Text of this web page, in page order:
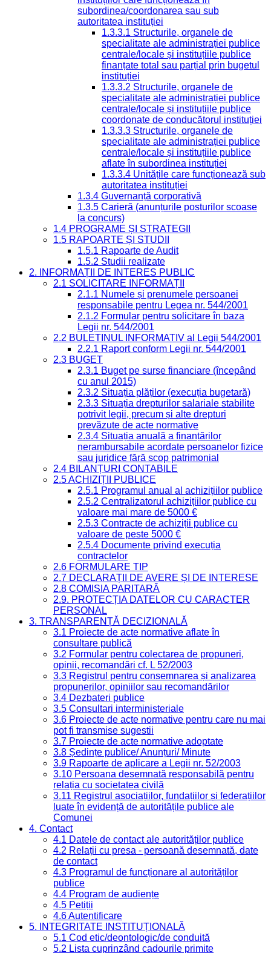
subordinea/coordonarea sau sub
autoritatea instituției
1.3.3.1 Structurile, organele de
specialitate ale administrației publice
centrale/locale și instituțiile publice
finanțate total sau parțial prin bugetul
instituției
1.3.3.2 Structurile, organele de
specialitate ale administrației publice
centrale/locale și instituțiile publice
coordonate de conducătorul instituției
1.3.3.3 Structurile, organele de
specialitate ale administrației publice
centrale/locale și instituțiile publice
aflate în subordinea instituției
1.3.3.4 Unitățile care funcționează sub
autoritatea instituției
1.3.4 Guvernanță corporativă
1.3.5 Carieră (anunțurile posturilor scoase
la concurs)
1.4 PROGRAME ȘI STRATEGII
1.5 RAPOARTE ȘI STUDII
1.5.1 Rapoarte de Audit
1.5.2 Studii realizate
2. INFORMAȚII DE INTERES PUBLIC
2.1 SOLICITARE INFORMAȚII
2.1.1 Numele și prenumele persoanei
responsabile pentru Legea nr. 544/2001
2.1.2 Formular pentru solicitare în baza
Legii nr. 544/2001
2.2 BULETINUL INFORMATIV al Legii 544/2001
2.2.1 Raport conform Legii nr. 544/2001
2.3 BUGET
2.3.1 Buget pe surse financiare (începând
cu anul 2015)
2.3.2 Situația plăților (execuția bugetară)
2.3.3 Situația drepturilor salariale stabilite
potrivit legii, precum și alte drepturi
prevăzute de acte normative
2.3.4 Situația anuală a finanțărilor
nerambursabile acordate persoanelor fizice
sau juridice fără scop patrimonial
2.4 BILANȚURI CONTABILE
2.5 ACHIZIȚII PUBLICE
2.5.1 Programul anual al achizițiilor publice
2.5.2 Centralizatorul achizițiilor publice cu
valoare mai mare de 5000 €
2.5.3 Contracte de achiziții publice cu
valoare de peste 5000 €
2.5.4 Documente privind execuția
contractelor
2.6 FORMULARE TIP
2.7 DECLARAȚII DE AVERE ȘI DE INTERESE
2.8 COMISIA PARITARĂ
2.9. PROTECȚIA DATELOR CU CARACTER
PERSONAL
3. TRANSPARENȚĂ DECIZIONALĂ
3.1 Proiecte de acte normative aflate în
consultare publică
3.2 Formular pentru colectarea de propuneri,
opinii, recomandări cf. L 52/2003
3.3 Registrul pentru consemnarea și analizarea
propunerilor, opiniilor sau recomandărilor
3.4 Dezbateri publice
3.5 Consultari interministeriale
3.6 Proiecte de acte normative pentru care nu mai
pot fi transmise sugestii
3.7 Proiecte de acte normative adoptate
3.8 Ședințe publice/ Anunțuri/ Minute
3.9 Rapoarte de aplicare a Legii nr. 52/2003
3.10 Persoana desemnată responsabilă pentru
relația cu societatea civilă
3.11 Registrul asociațiilor, fundațiilor și federațiilor
luate în evidență de autoritățile publice ale
Comunei
4. Contact
4.1 Datele de contact ale autorităților publice
4.2 Relații cu presa - persoană desemnată, date
de contact
4.3 Programul de funcționare al autorităților
publice
4.4 Program de audiențe
4.5 Petiții
4.6 Autentificare
5. INTEGRITATE INSTITUȚIONALĂ
5.1 Cod etic/deontologic/de conduită
5.2 Lista cuprinzând cadourile primite